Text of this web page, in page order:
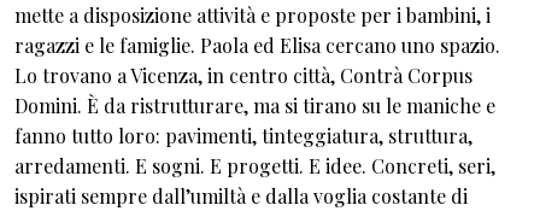
mette a disposizione attività e proposte per i bambini, i
ragazzi e le famiglie. Paola ed Elisa cercano uno spazio.
Lo trovano a Vicenza, in centro città, Contrà Corpus
Domini. È da ristrutturare, ma si tirano su le maniche e
fanno tutto loro: pavimenti, tinteggiatura, struttura,
arredamenti. E sogni. E progetti. E idee. Concreti, seri,
ispirati sempre dall’umiltà e dalla voglia costante di